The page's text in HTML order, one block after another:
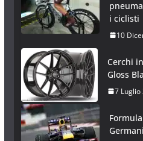
i ciclisti
10
Cerchi
Gloss
7 Luglio